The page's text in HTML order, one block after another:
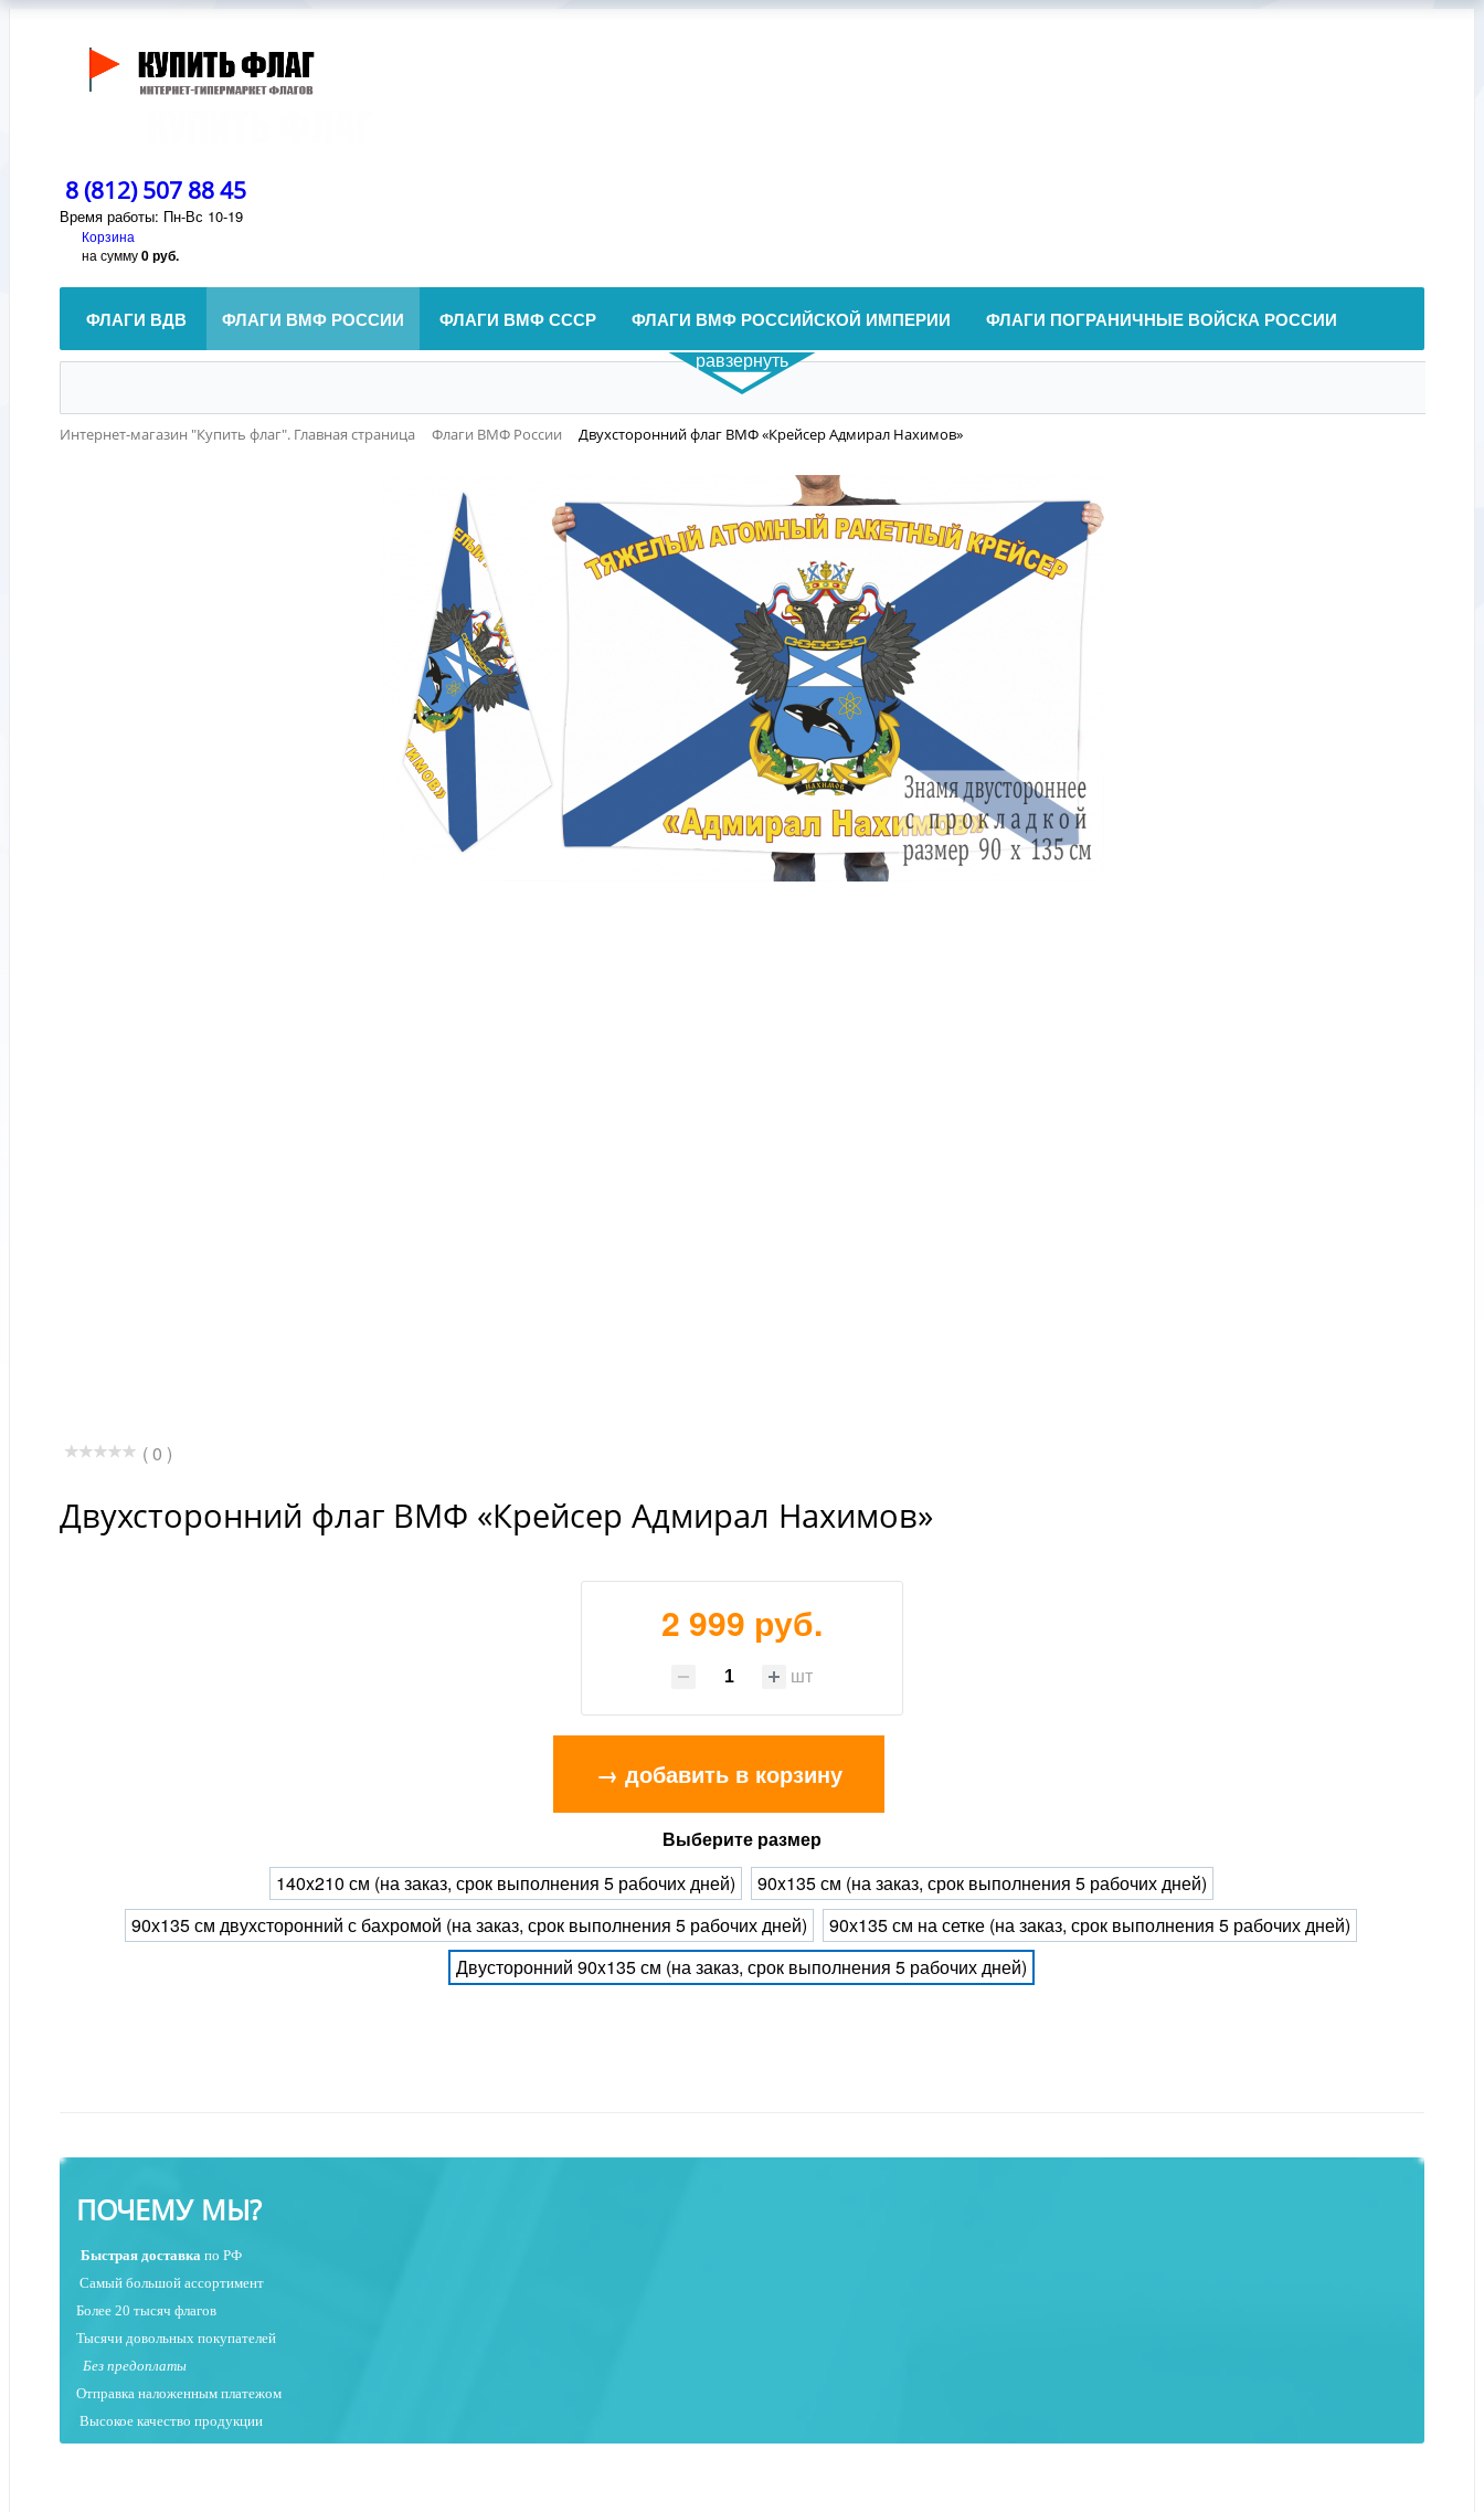
8 (812) 507 88 45
Время работы: Пн-Вс 10-19
Корзина
на сумму0 руб.
ФЛАГИ ВДВ ФЛАГИ ВМФ РОССИИ ФЛАГИ ВМФ СССР ФЛАГИ ВМФ РОССИЙСКОЙ ИМПЕРИИ ФЛАГИ ПОГРАНИЧНЫЕ ВОЙСКА РОССИИ
равзернуть
Интернет-магазин "Купить флаг". Главная страница Флаги ВМФ России Двухсторонний флаг ВМФ «Крейсер Адмирал Нахимов»
( 0 )
Двухсторонний флаг ВМФ «Крейсер Адмирал Нахимов»
2 999 руб.
шт
→ добавить в корзину
Выберите размер
140x210 см (на заказ, срок выполнения 5 рабочих дней)
90x135 см (на заказ, срок выполнения 5 рабочих дней)
90х135 см двухсторонний с бахромой (на заказ, срок выполнения 5 рабочих дней)
90х135 см на сетке (на заказ, срок выполнения 5 рабочих дней)
Двусторонний 90x135 см (на заказ, срок выполнения 5 рабочих дней)
ПОЧЕМУ МЫ?
Быстрая доставка по РФ
Самый большой ассортимент
Более 20 тысяч флагов
Тысячи довольных покупателей
Без предоплаты
Отправка наложенным платежом
Высокое качество продукции